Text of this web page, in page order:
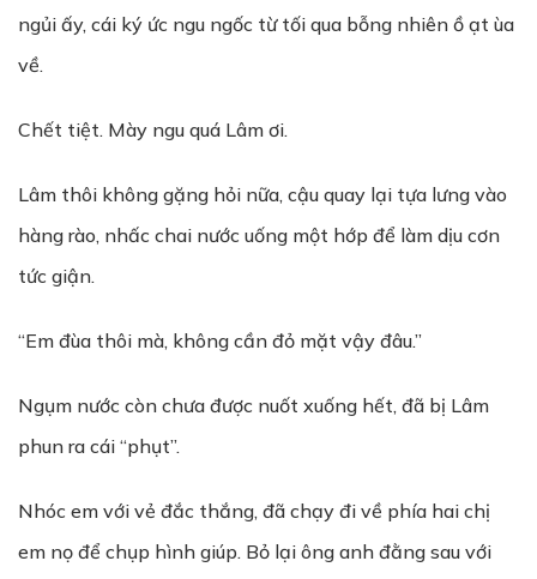
ngủi ấy, cái ký ức ngu ngốc từ tối qua bỗng nhiên ồ ạt ùa
về.
Chết tiệt. Mày ngu quá Lâm ơi.
Lâm thôi không gặng hỏi nữa, cậu quay lại tựa lưng vào
hàng rào, nhấc chai nước uống một hớp để làm dịu cơn
tức giận.
“Em đùa thôi mà, không cần đỏ mặt vậy đâu.”
Ngụm nước còn chưa được nuốt xuống hết, đã bị Lâm
phun ra cái “phụt”.
Nhóc em với vẻ đắc thắng, đã chạy đi về phía hai chị
em nọ để chụp hình giúp. Bỏ lại ông anh đằng sau với